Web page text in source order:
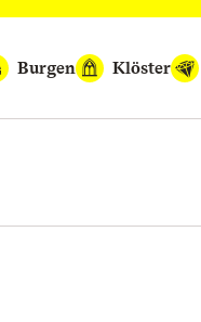
Burgen Klöster